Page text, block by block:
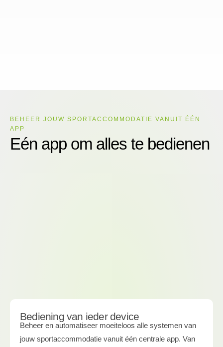
BEHEER JOUW SPORTACCOMMODATIE VANUIT ÉÉN
APP
Eén app om alles te bedienen
Bediening van ieder device
Beheer en automatiseer moeiteloos alle systemen van
jouw sportaccommodatie vanuit één centrale app. Van